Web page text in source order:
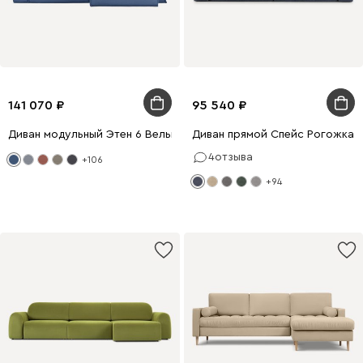
141 070
Диван модульный Этен 6 Вельвет Синий
+106
95 540
Диван прямой Спейс Рогожка
4отзыва
+94